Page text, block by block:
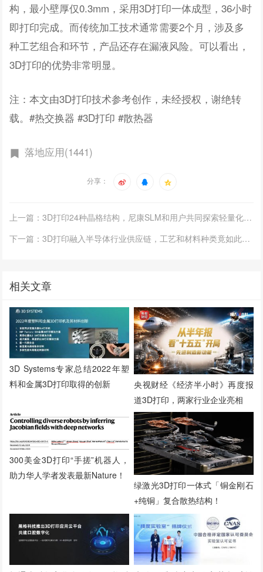
构，最小壁厚仅0.3mm，采用3D打印一体成型，36小时
即打印完成。而传统加工技术通常需要2个月，涉及多
种工艺组合和环节，产品还存在漏液风险。可以看出，
3D打印的优势非常明显。
注：本文由3D打印技术参考创作，未经授权，谢绝转
载。#热交换器 #3D打印 #散热器
落地应用(1441)
分享：
上一篇：3D打印24种晶格结构，尼康SLM和用户共同探索轻量化和装甲防护
下一篇：3D打印融入半导体行业供应链，工艺和材料种类竟如此之多
相关文章
3D Systems专家总结2022年塑
料和金属3D打印取得的创新
央视财经《经济半小时》再度报
道3D打印，两家行业企业亮相
300美金3D打印“手搓”机器人，
助力华人学者发表最新Nature！
绿激光3D打印一体式「铜金刚石
+纯铜」复合散热结构！